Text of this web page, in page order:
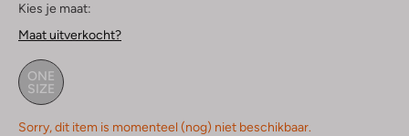
Kies je maat:
Maat uitverkocht?
ONE
SIZE
Sorry, dit item is momenteel (nog) niet beschikbaar.